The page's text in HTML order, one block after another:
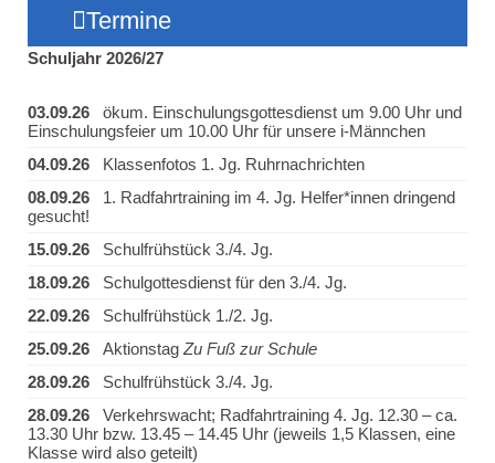
Termine
Schuljahr 2026/27
03.09.26 ökum. Einschulungsgottesdienst um 9.00 Uhr und
Einschulungsfeier um 10.00 Uhr für unsere i-Männchen
04.09.26 Klassenfotos 1. Jg. Ruhrnachrichten
08.09.26 1. Radfahrtraining im 4. Jg. Helfer*innen dringend
gesucht!
15.09.26 Schulfrühstück 3./4. Jg.
18.09.26 Schulgottesdienst für den 3./4. Jg.
22.09.26 Schulfrühstück 1./2. Jg.
25.09.26 Aktionstag Zu Fuß zur Schule
28.09.26 Schulfrühstück 3./4. Jg.
28.09.26
Verkehrswacht; Radfahrtraining 4. Jg. 12.30 – ca.
13.30 Uhr bzw. 13.45 – 14.45 Uhr (jeweils 1,5 Klassen, eine
Klasse wird also geteilt)